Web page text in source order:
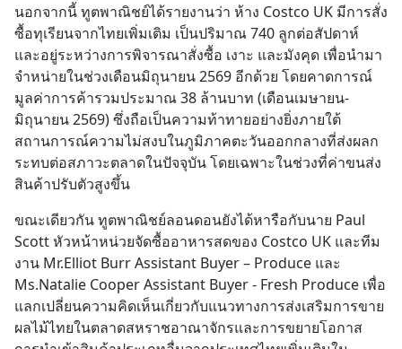
นอกจากนี้ ทูตพาณิชย์ได้รายงานว่า ห้าง Costco UK มีการสั่ง
ซื้อทุเรียนจากไทยเพิ่มเติม เป็นปริมาณ 740 ลูกต่อสัปดาห์
และอยู่ระหว่างการพิจารณาสั่งซื้อ เงาะ และมังคุด เพื่อนำมา
จำหน่ายในช่วงเดือนมิถุนายน 2569 อีกด้วย โดยคาดการณ์
มูลค่าการค้ารวมประมาณ 38 ล้านบาท (เดือนเมษายน-
มิถุนายน 2569) ซึ่งถือเป็นความท้าทายอย่างยิ่งภายใต้
สถานการณ์ความไม่สงบในภูมิภาคตะวันออกกลางที่ส่งผลก
ระทบต่อสภาวะตลาดในปัจจุบัน โดยเฉพาะในช่วงที่ค่าขนส่ง
สินค้าปรับตัวสูงขึ้น
ขณะเดียวกัน ทูตพาณิชย์ลอนดอนยังได้หารือกับนาย Paul
Scott หัวหน้าหน่วยจัดซื้ออาหารสดของ Costco UK และทีม
งาน Mr.Elliot Burr Assistant Buyer – Produce และ
Ms.Natalie Cooper Assistant Buyer - Fresh Produce เพื่อ
แลกเปลี่ยนความคิดเห็นเกี่ยวกับแนวทางการส่งเสริมการขาย
ผลไม้ไทยในตลาดสหราชอาณาจักรและการขยายโอกาส